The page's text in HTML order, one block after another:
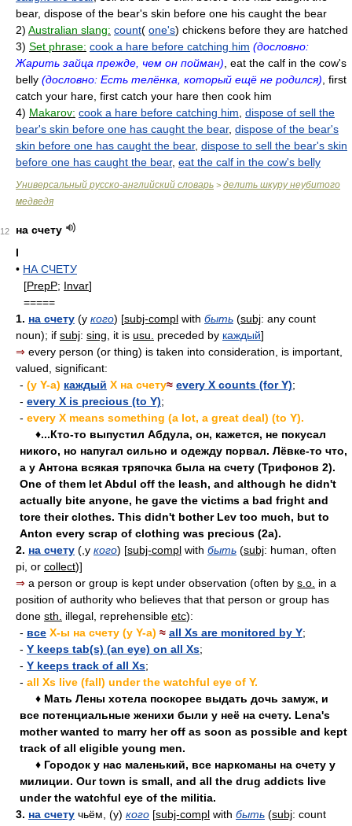
bear, dispose of the bear's skin before one his caught the bear
2) Australian slang: count( one's) chickens before they are hatched
3) Set phrase: cook a hare before catching him (дословно:
Жарить зайца прежде, чем он пойман) , eat the calf in the cow's
belly (дословно: Есть телёнка, который ещё не родился) , first
catch your hare, first catch your hare then cook him
4) Makarov: cook a hare before catching him dispose of sell the
bear's skin before one has caught the bear, dispose of the bear's
skin before one has caught the bear, dispose to sell the bear's skin
before one has caught the bear, eat the calf in the cow's belly
Универсальный русско-английский словарь > делить шкуру неубитого
медведя
12
на счету
I
• НА СЧЕТУ
[PrepP; Invar]
=====
1. на счету (у кого) [subj-compl with быть (subj: any count
noun); if subj: sing , it is usu. preceded by каждый]
⇒ every person (or thing) is taken into consideration, is important,
valued, significant:
- (y Y-a) каждый X на счету≈ every X counts (for Y);
- every X is precious (to Y);
- every X means something (a lot, a great deal) (to Y).
♦...Кто-то выпустил Абдула, он, кажется, не покусал
никого, но напугал сильно и одежду порвал. Лёвке-то что,
а у Антона всякая тряпочка была на счету (Трифонов 2).
One of them let Abdul off the leash, and although he didn't
actually bite anyone, he gave the victims a bad fright and
tore their clothes. This didn't bother Lev too much, but to
Anton every scrap of clothing was precious (2a).
2. на счету (,у кого) [subj-compl with быть (subj: human, often
pi, or collect)]
⇒ a person or group is kept under observation (often by s.o. in a
position of authority who believes that that person or group has
done sth. illegal, reprehensible etc):
- все Х-ы на счету (у Y-a) ≈ all Xs are monitored by Y;
- Y keeps tab(s) (an eye) on all Xs;
- Y keeps track of all Xs;
- all Xs live (fall) under the watchful eye of Y.
♦ Мать Лены хотела поскорее выдать дочь замуж, и
все потенциальные женихи были у неё на счету. Lena's
mother wanted to marry her off as soon as possible and kept
track of all eligible young men.
♦ Городок у нас маленький, все наркоманы на счету у
милиции. Our town is small, and all the drug addicts live
under the watchful eye of the militia.
3. на счету чьём, (у) кого [subj-compl with быть (subj: count